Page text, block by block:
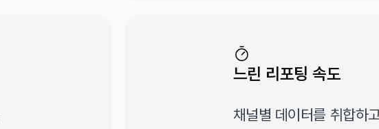
느린 리포팅 속도
채널별 데이터를 취합하